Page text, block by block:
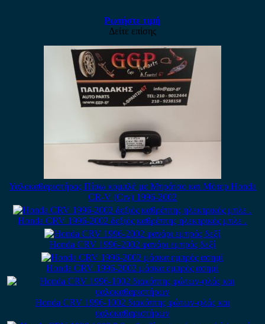
Ρωτήστε τιμή
Δείτε επίσης
Υαλοκαθαριστήρας Πίσω κομπλέ με Μπράτσο και Μότερ Honda
CR-V (Crv) 1996-2002
Honda CRV 1996-2002 δεξιός καθρέπτης ηλεκτρικός μπλε .
Honda CRV 1996-2002 φανάρι εμπρός δεξί
Honda CRV 1996-2002 μάσκα εμπρός ασημί
Honda CRV 1996-1002 διακόπτης φώτων-φλάς και
υαλοκαθαριστήρων